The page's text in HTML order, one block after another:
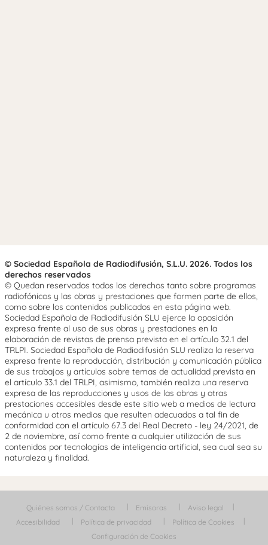
© Sociedad Española de Radiodifusión, S.L.U. 2026. Todos los
derechos reservados
© Quedan reservados todos los derechos tanto sobre programas
radiofónicos y las obras y prestaciones que formen parte de ellos,
como sobre los contenidos publicados en esta página web.
Sociedad Española de Radiodifusión SLU ejerce la oposición
expresa frente al uso de sus obras y prestaciones en la
elaboración de revistas de prensa prevista en el artículo 32.1 del
TRLPI. Sociedad Española de Radiodifusión SLU realiza la reserva
expresa frente la reproducción, distribución y comunicación pública
de sus trabajos y artículos sobre temas de actualidad prevista en
el artículo 33.1 del TRLPI, asimismo, también realiza una reserva
expresa de las reproducciones y usos de las obras y otras
prestaciones accesibles desde este sitio web a medios de lectura
mecánica u otros medios que resulten adecuados a tal fin de
conformidad con el artículo 67.3 del Real Decreto - ley 24/2021, de
2 de noviembre, así como frente a cualquier utilización de sus
contenidos por tecnologías de inteligencia artificial, sea cual sea su
naturaleza y finalidad.
Quiénes somos / Contacta Emisoras
Aviso legal
Accesibilidad
Política de privacidad
Política de Cookies
Configuración de Cookies